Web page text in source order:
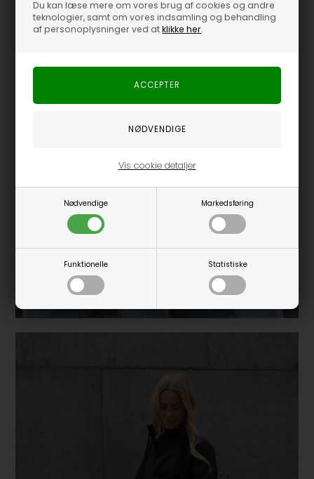
Du kan læse mere om vores brug af cookies og andre
teknologier, samt om vores indsamling og behandling
af personoplysninger ved atklikke her.
Nødvendige Markedsføring
Funktionelle Statistiske
Vis cookie detaljer